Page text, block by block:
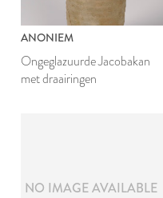
ANONIEM
Ongeglazuurde Jacobakan
met draairingen
NO IMAGE AVAILABLE